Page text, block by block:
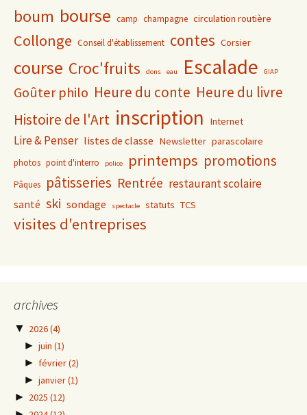
boum bourse camp champagne circulation routière
Collonge Conseil d'établissement contes Corsier
course Croc'fruits dons eau Escalade GIAP
Goûter philo Heure du conte Heure du livre
Histoire de l'Art inscription Internet
Lire & Penser listes de classe Newsletter parascolaire
photos point d'interro police printemps promotions
Pâques pâtisseries Rentrée restaurant scolaire
santé ski sondage spectacle statuts TCS
visites d'entreprises
archives
▼ 2026(4)
► juin (1)
► février(2)
► janvier(1)
► 2025 (12)